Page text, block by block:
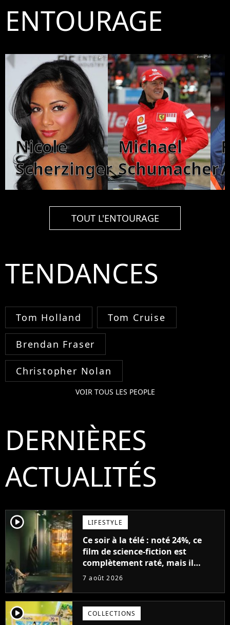
ENTOURAGE
Nicole
Scherzinger
Michael
Schumacher
TOUT L'ENTOURAGE
TENDANCES
Tom Holland Tom Cruise
Brendan Fraser
Christopher Nolan
VOIR TOUS LES PEOPLE
DERNIÈRES
ACTUALITÉS
player2 LIFESTYLE
Ce soir à la télé : noté 24%, ce
film de science-fiction est
complètement raté, mais il
aurait pu être encore pire à
7 août 2026
player2 COLLECTIONS